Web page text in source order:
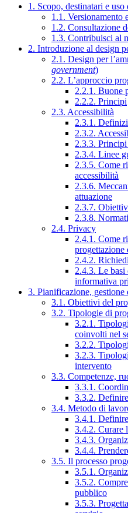
1. Scopo, destinatari e
1.1. Versionamento
1.2. Consultazione
1.3. Contribuisci al
2. Introduzione al design
2.1. Design per
government)
2.2. L’approccio
2.2.1. Buone
2.2.2. Principi
2.3. Accessibilità
2.3.1.
2.3.2.
2.3.3. Principi
2.3.4. Linee
2.3.5. Come
accessibilità
2.3.6.
attuazione
2.3.7.
2.3.8.
2.4. Privacy
2.4.1. Come
2.4.2.
2.4.3. Le basi
informativa
3. Pianificazione, gestione
3.1. Obiettivi del
3.2. Tipologie di
3.2.1.
coinvolti nel
3.2.2.
3.2.3.
intervento
3.3. Competenze,
3.3.1.
3.3.2.
3.4. Metodo di
3.4.1.
3.4.2. Curare
3.4.3.
3.4.4.
3.5. Il processo
3.5.1.
3.5.2.
pubblico
3.5.3.